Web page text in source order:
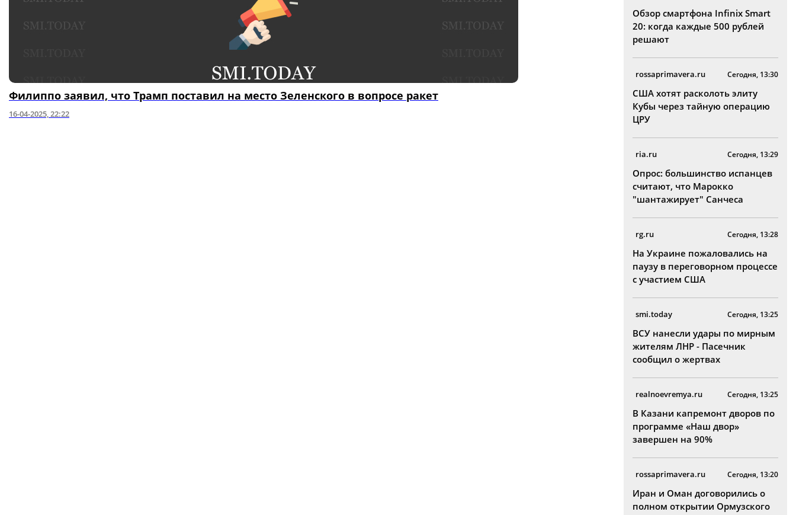
Филиппо заявил, что Трамп поставил на место Зеленского в вопросе ракет
16-04-2025, 22:22
Обзор смартфона Infinix Smart
20: когда каждые 500 рублей
решают
rossaprimavera.ru Сегодня, 13:30
США хотят расколоть элиту
Кубы через тайную операцию
ЦРУ
ria.ru Сегодня, 13:29
Опрос: большинство испанцев
считают, что Марокко
"шантажирует" Санчеса
rg.ru Сегодня, 13:28
На Украине пожаловались на
паузу в переговорном процессе
с участием США
smi.today Сегодня, 13:25
ВСУ нанесли удары по мирным
жителям ЛНР - Пасечник
сообщил о жертвах
realnoevremya.ru Сегодня, 13:25
В Казани капремонт дворов по
программе «Наш двор»
завершен на 90%
rossaprimavera.ru Сегодня, 13:20
Иран и Оман договорились о
полном открытии Ормузского